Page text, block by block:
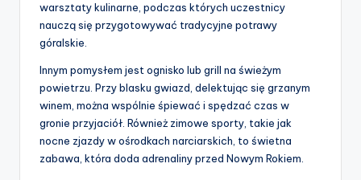
warsztaty kulinarne, podczas których uczestnicy
nauczą się przygotowywać tradycyjne potrawy
góralskie.
Innym pomysłem jest ognisko lub grill na świeżym
powietrzu. Przy blasku gwiazd, delektując się grzanym
winem, można wspólnie śpiewać i spędzać czas w
gronie przyjaciół. Również zimowe sporty, takie jak
nocne zjazdy w ośrodkach narciarskich, to świetna
zabawa, która doda adrenaliny przed Nowym Rokiem.